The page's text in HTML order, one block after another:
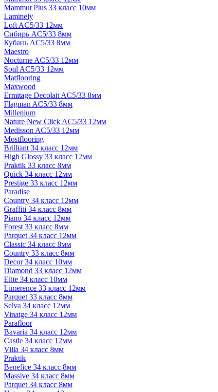
Mammut Plus 33 класс 10мм
Laminely
Loft AC5/33 12мм
Сибирь AC5/33 8мм
Кубань AC5/33 8мм
Maestro
Nocturne AC5/33 12мм
Soul AC5/33 12мм
Matflooring
Maxwood
Ermitage Decolait AC5/33 8мм
Flagman AC5/33 8мм
Millenium
Nature New Click AC5/33 12мм
Medisson AC5/33 12мм
Mostflooring
Brilliant 34 класс 12мм
High Glossy 33 класс 12мм
Praktik 33 класс 8мм
Quick 34 класс 12мм
Prestige 33 класс 12мм
Paradise
Country 34 класс 12мм
Graffiti 34 класс 8мм
Piano 34 класс 12мм
Forest 33 класс 8мм
Parquet 34 класс 12мм
Classic 34 класс 8мм
Country 33 класс 8мм
Decor 34 класс 10мм
Diamond 33 класс 12мм
Elite 34 класс 10мм
Limerence 33 класс 12мм
Parquet 33 класс 8мм
Selva 34 класс 12мм
Vinatge 34 класс 12мм
Parafloor
Bavaria 34 класс 12мм
Castle 34 класс 12мм
Villa 34 класс 8мм
Praktik
Benefice 34 класс 8мм
Massive 34 класс 8мм
Parquet 34 класс 8мм